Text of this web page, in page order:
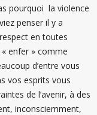
pourquoi la violence
penser il y a
en toutes
enfer » comme
d’entre vous
vos esprits vous
de l’avenir, à des
inconsciemment,